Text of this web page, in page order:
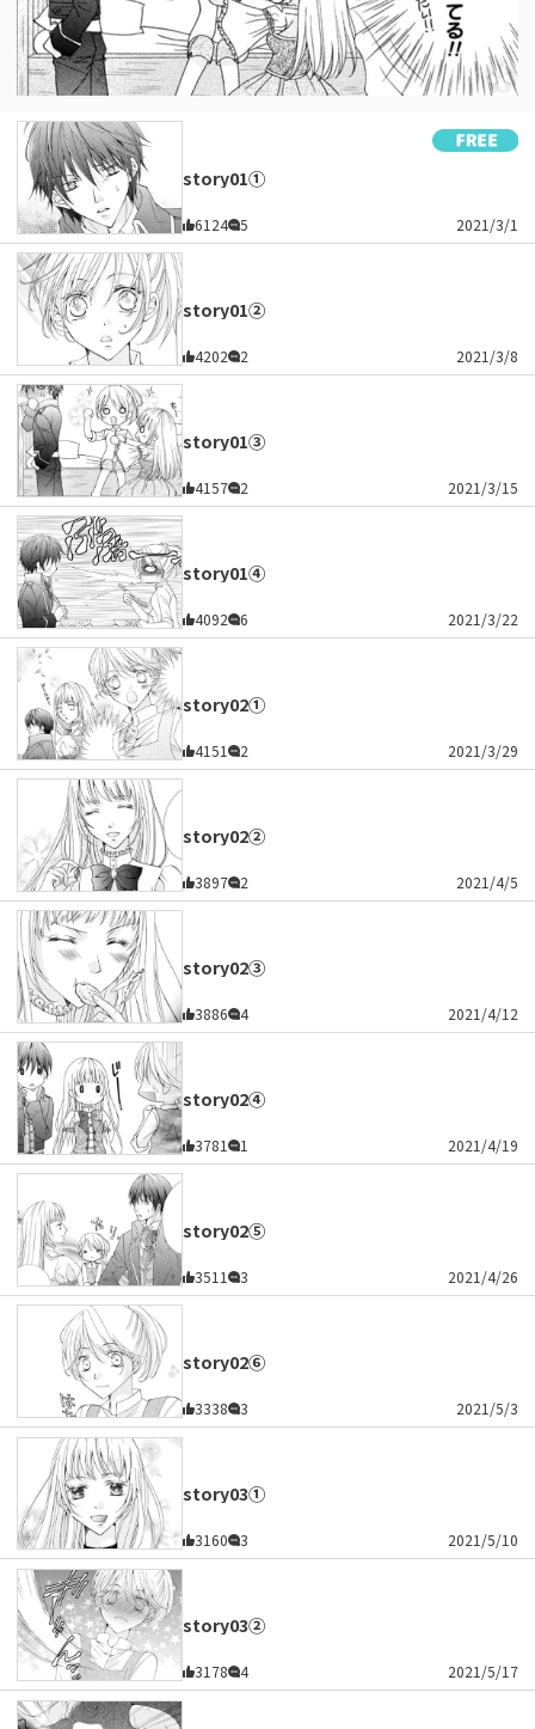
story01①
6124 5 2021/3/1
story01②
4202 2 2021/3/8
story01③
4157 2 2021/3/15
story01④
4092 6 2021/3/22
story02①
4151 2 2021/3/29
story02②
3897 2 2021/4/5
story02③
3886 4 2021/4/12
story02④
3781 1 2021/4/19
story02⑤
3511 3 2021/4/26
story02⑥
3338 3 2021/5/3
story03①
3160 3 2021/5/10
story03②
3178 4 2021/5/17